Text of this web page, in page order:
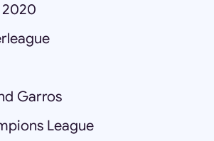
2020
Garros
League